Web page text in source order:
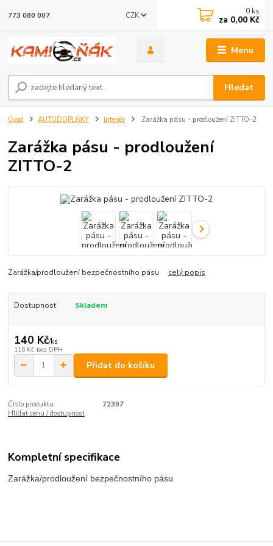
Menu
CZK
Hledat
773 080 007 0 ks
za 0,00 Kč
Úvod AUTODOPLŇKY Interiér Zarážka pásu - prodloužení ZITTO-2
Zarážka pásu - prodloužení
ZITTO-2
Zarážka/prodloužení bezpečnostního pásu celý popis
Dostupnost Skladem
140 Kč/ks
116 Kč bez DPH
Přidat do košíku
Číslo produktu:
72397
Hlídat cenu / dostupnost
Kompletní specifikace
Zarážka/prodloužení bezpečnostního pásu